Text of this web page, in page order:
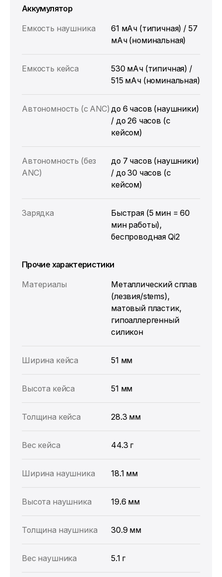
Аккумулятор
Емкость наушника
61 мАч (типичная) / 57
мАч (номинальная)
Емкость кейса
530 мАч (типичная) /
515 мАч (номинальная)
Автономность (с ANC) до 6 часов (наушники)
/ до 26 часов (с
кейсом)
Автономность (без
ANC)
до 7 часов (наушники)
/ до 30 часов (с
кейсом)
Зарядка
Быстрая (5 мин = 60
мин работы),
беспроводная Qi2
Прочие характеристики
Материалы
Металлический сплав
(лезвия/stems),
матовый пластик,
гипоаллергенный
силикон
Ширина кейса 51 мм
Высота кейса 51 мм
Толщина кейса 28.3 мм
Вес кейса 44.3 г
Ширина наушника 18.1 мм
Высота наушника 19.6 мм
Толщина наушника 30.9 мм
Вес наушника 5.1 г